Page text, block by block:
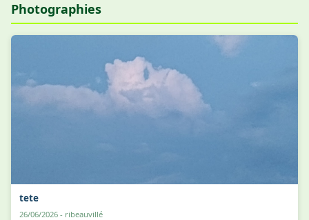
Photographies
tete
26/06/2026 - ribeauvillé